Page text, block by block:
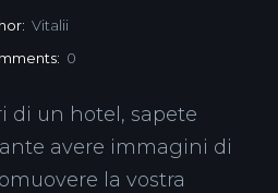
Vitalii
0
di un hotel, sapete
avere immagini di
la vostra